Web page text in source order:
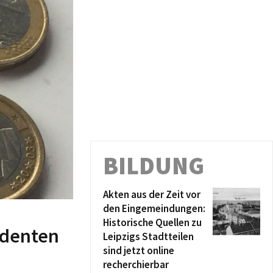
Münch
in den
für
Arbeit
gegen
mit
der
BILDUNG
Akten aus der Zeit vor
den Eingemeindungen:
Historische Quellen zu
Leipzigs Stadtteilen
sind jetzt online
recherchierbar